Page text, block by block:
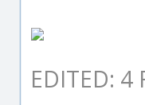
EDITED: 4